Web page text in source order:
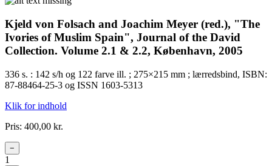
Kjeld von Folsach and Joachim Meyer (red.), "The
Ivories of Muslim Spain", Journal of the David
Collection. Volume 2.1 & 2.2, København, 2005
336 s. : 142 s/h og 122 farve ill. ; 275×215 mm ; lærredsbind, ISBN:
87-88464-25-3 og ISSN 1603-5313
Klik for indhold
Pris: 400,00 kr.
−
1